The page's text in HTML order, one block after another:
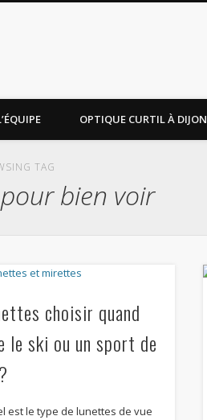
OPTIQUE CURTIL À DIJON
TAG
bien voir
choisir quand
le ski ou un sport de
est le type de lunettes de vue